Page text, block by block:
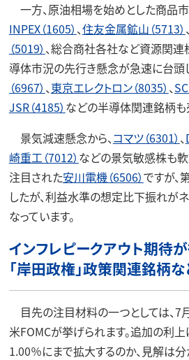
一方、原油相場を始めとした商品
INPEX（1605） 、住友金属鉱山（5713） 、
（5019） 、総合商社各社など資源関連
導体市況の先行き懸念が急速に台頭
（6967） 、東京エレクトロン（8035） 、
JSR（4185） などの半導体関連銘柄も
景気減速懸念から、コマツ（6301） 、
崎重工（7012） などの景気敏感株も軟
注目された安川電機（6506）ですが
したが、利益水準の想定比下振れが
なっています。
インフレピークアウト期待
「岸田政権」政策関連銘柄
目先の注目材料の一つとしては、7
米FOMCが挙げられます。追加の利
1.00％にまで拡大するのか、見解は